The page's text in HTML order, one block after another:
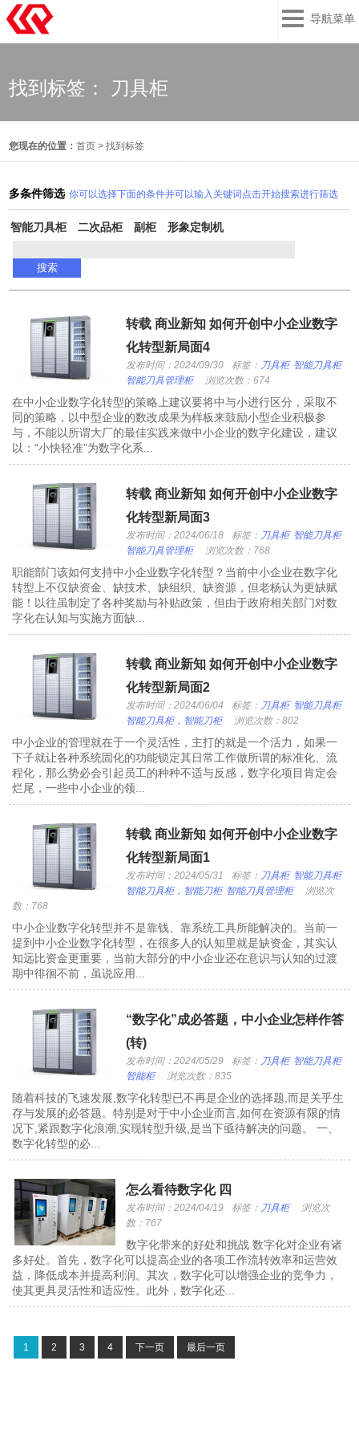
导航菜单
找到标签： 刀具柜
您现在的位置：首页 >找到标签
多条件筛选 你可以选择下面的条件并可以输入关键词点击开始搜索进行筛选
智能刀具柜 二次品柜 副柜 形象定制机
转载 商业新知 如何开创中小企业数字
化转型新局面4
发布时间：2024/09/30 标签： 刀具柜 智能刀具柜
智能刀具管理柜
浏览次数：674
在中小企业数字化转型的策略上建议要将中与小进行区分，采取不
同的策略，以中型企业的数改成果为样板来鼓励小型企业积极参
与，不能以所谓大厂的最佳实践来做中小企业的数字化建设，建议
以：“小快轻准”为数字化系...
转载 商业新知 如何开创中小企业数字
化转型新局面3
发布时间：2024/06/18 标签： 刀具柜 智能刀具柜
智能刀具管理柜
浏览次数：768
职能部门该如何支持中小企业数字化转型？当前中小企业在数字化
转型上不仅缺资金、缺技术、缺组织、缺资源，但老杨认为更缺赋
能！以往虽制定了各种奖励与补贴政策，但由于政府相关部门对数
字化在认知与实施方面缺...
转载 商业新知 如何开创中小企业数字
化转型新局面2
发布时间：2024/06/04 标签： 刀具柜 智能刀具柜
智能刀具柜，智能刀柜
浏览次数：802
中小企业的管理就在于一个灵活性，主打的就是一个活力，如果一
下子就让各种系统固化的功能锁定其日常工作做所谓的标准化、流
程化，那么势必会引起员工的种种不适与反感，数字化项目肯定会
烂尾，一些中小企业的领...
转载 商业新知 如何开创中小企业数字
化转型新局面1
发布时间：2024/05/31 标签： 刀具柜 智能刀具柜
智能刀具柜，智能刀柜 智能刀具管理柜
浏览次
数：768
中小企业数字化转型并不是靠钱、靠系统工具所能解决的。当前一
提到中小企业数字化转型，在很多人的认知里就是缺资金，其实认
知远比资金更重要，当前大部分的中小企业还在意识与认知的过渡
期中徘徊不前，虽说应用...
“数字化”成必答题，中小企业怎样作答
(转)
发布时间：2024/05/29 标签： 刀具柜 智能刀具柜
智能柜
浏览次数：835
随着科技的飞速发展,数字化转型已不再是企业的选择题,而是关乎生
存与发展的必答题。特别是对于中小企业而言,如何在资源有限的情
况下,紧跟数字化浪潮,实现转型升级,是当下亟待解决的问题。 一、
数字化转型的必...
怎么看待数字化 四
发布时间：2024/04/19 标签： 刀具柜
浏览次
数：767
数字化带来的好处和挑战 数字化对企业有诸
多好处。首先，数字化可以提高企业的各项工作流转效率和运营效
益，降低成本并提高利润。其次，数字化可以增强企业的竞争力，
使其更具灵活性和适应性。此外，数字化还...
1 2 3 4 下一页 最后一页